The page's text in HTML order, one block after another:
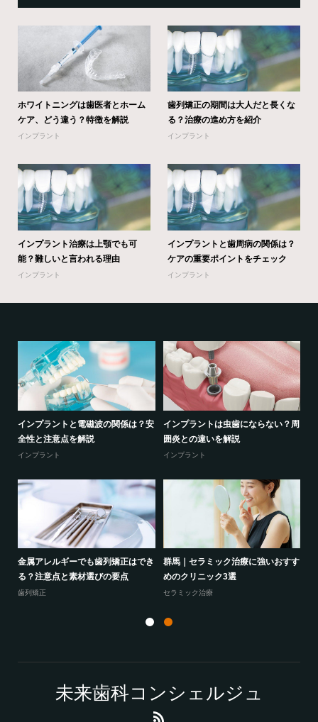
ホワイトニングは歯医者とホーム
ケア、どう違う？特徴を解説
インプラント
歯列矯正の期間は大人だと長くな
る？治療の進め方を紹介
インプラント
インプラント治療は上顎でも可
能？難しいと言われる理由
インプラント
インプラントと歯周病の関係は？
ケアの重要ポイントをチェック
インプラント
インプラントと電磁波の関係は？安
全性と注意点を解説
インプラント
インプラントは虫歯にならない？周
囲炎との違いを解説
インプラント
金属アレルギーでも歯列矯正はでき
る？注意点と素材選びの要点
歯列矯正
群馬｜セラミック治療に強いおすす
めのクリニック3選
セラミック治療
未来歯科コンシェルジュ